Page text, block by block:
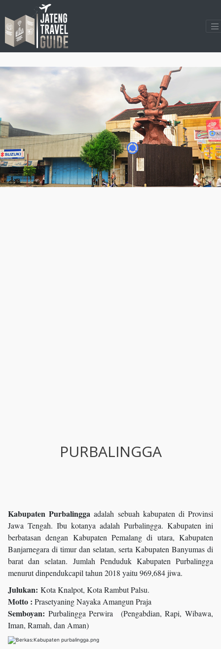
PURBALINGGA
Kabupaten Purbalingga adalah sebuah kabupaten di Provinsi
Jawa Tengah. Ibu kotanya adalah Purbalingga. Kabupaten ini
berbatasan dengan Kabupaten Pemalang di utara, Kabupaten
Banjarnegara di timur dan selatan, serta Kabupaten Banyumas di
barat dan selatan. Jumlah Penduduk Kabupaten Purbalingga
menurut dinpendukcapil tahun 2018 yaitu 969,684 jiwa.
Julukan: Kota Knalpot, Kota Rambut Palsu.
Motto : Prasetyaning Nayaka Amangun Praja
Semboyan: Purbalingga Perwira (Pengabdian, Rapi, Wibawa,
Iman, Ramah, dan Aman)